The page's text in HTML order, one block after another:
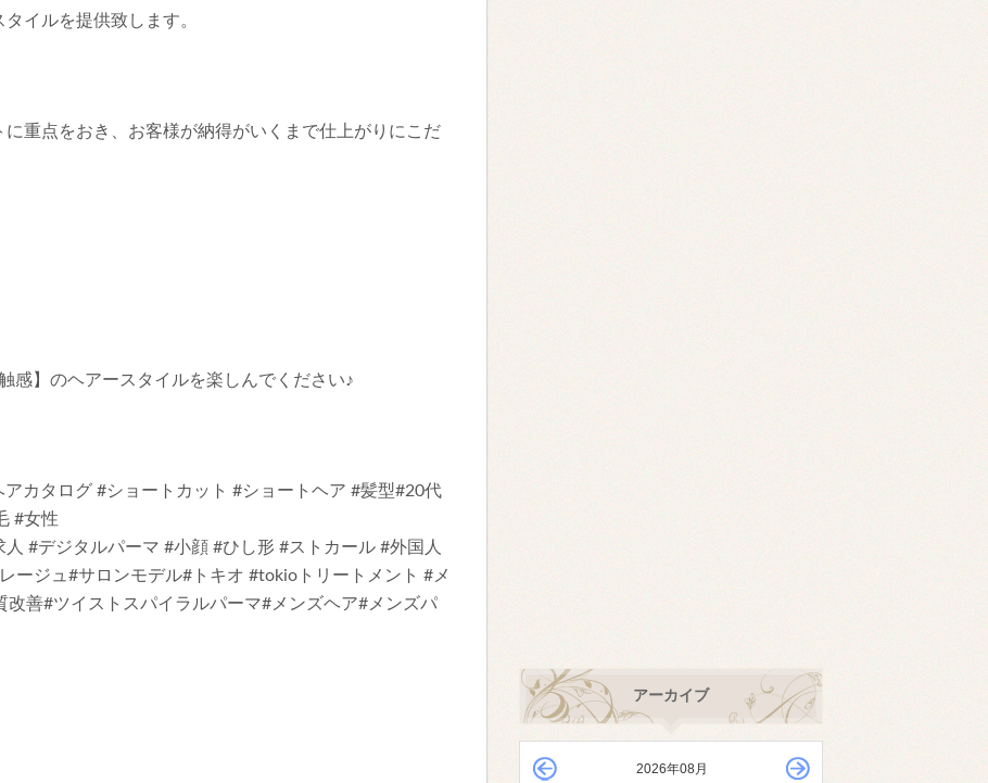
イルを提供致します。
重点をおき、お客様が納得がいくまで仕上がりにこだ
感】のヘアースタイルを楽しんでください♪
カタログ #ショートカット #ショートヘア #髪型#20代
#女性
#デジタルパーマ #小顔 #ひし形 #ストカール #外国人
ージュ#サロンモデル#トキオ #tokioトリートメント #メ
改善#ツイストスパイラルパーマ#メンズヘア#メンズパ
アーカイブ
2026年08月